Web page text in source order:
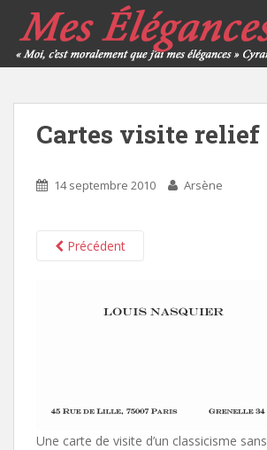
Cartes visite relief
14 septembre 2010 Arsène
Précédent
Une carte de visite d’un classicisme